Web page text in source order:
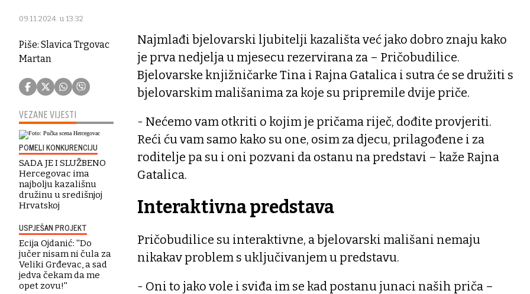
09.11.2024. u 13:32
Piše: Slavica Trgovac
Martan
VEZANE VIJESTI
POMELI KONKURENCIJU
SADA JE I SLUŽBENO
Hercegovac ima
najbolju kazališnu
družinu u središnjoj
Hrvatskoj
USPJEŠAN PROJEKT
Ecija Ojdanić: ''Do
jučer nisam ni čula za
Veliki Grđevac, a sad
jedva čekam da me
opet zovu!''
Najmlađi bjelovarski ljubitelji kazališta već jako dobro znaju kako
je prva nedjelja u mjesecu rezervirana za – Pričobudilice.
Bjelovarske knjižničarke Tina i Rajna Gatalica i sutra će se družiti s
bjelovarskim mališanima za koje su pripremile dvije priče.
- Nećemo vam otkriti o kojim je pričama riječ, dođite provjeriti.
Reći ću vam samo kako su one, osim za djecu, prilagođene i za
roditelje pa su i oni pozvani da ostanu na predstavi – kaže Rajna
Gatalica.
Interaktivna predstava
Pričobudilice su interaktivne, a bjelovarski mališani nemaju
nikakav problem s uključivanjem u predstavu.
- Oni to jako vole i sviđa im se kad postanu junaci naših priča –